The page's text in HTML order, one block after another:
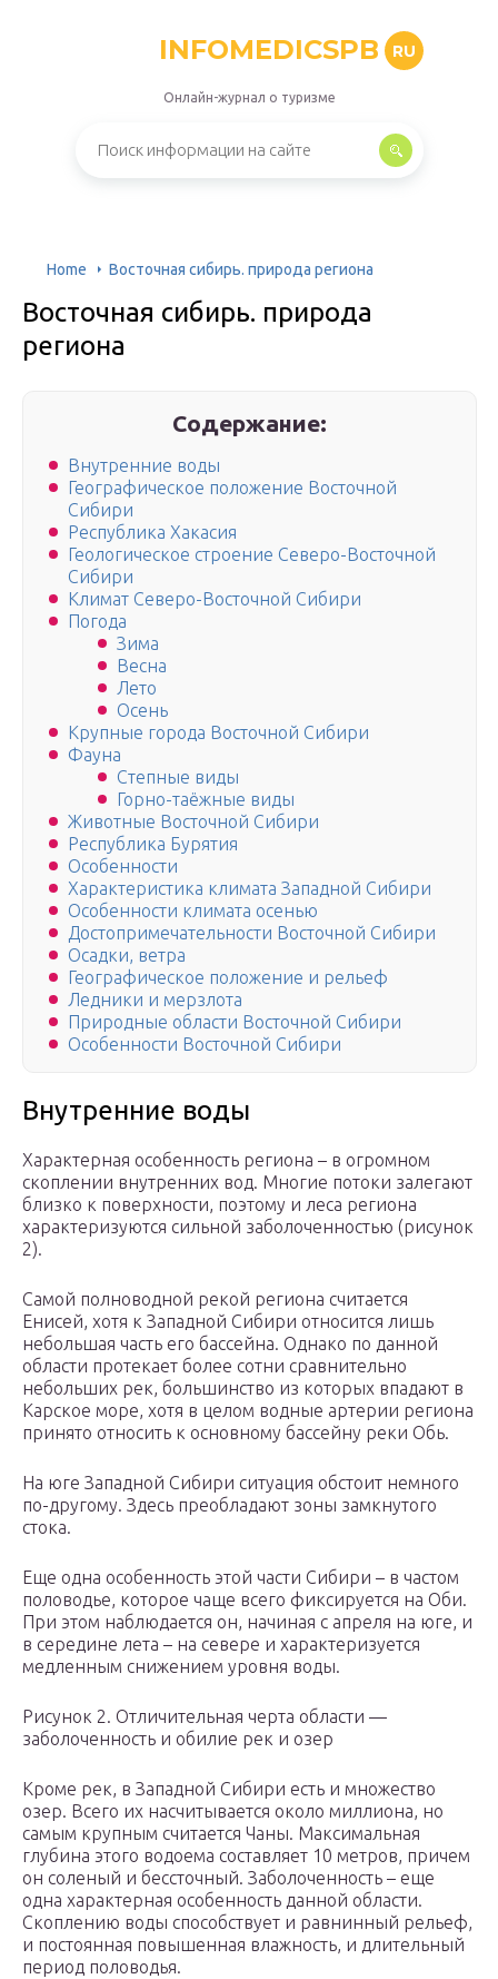
INFOMEDICSPB RU
Онлайн-журнал о туризме
Home Восточная сибирь. природа региона
Восточная сибирь. природа
региона
Содержание:
Внутренние воды
Географическое положение Восточной
Сибири
Республика Хакасия
Геологическое строение Северо-Восточной
Сибири
Климат Северо-Восточной Сибири
Погода
Зима
Весна
Лето
Осень
Крупные города Восточной Сибири
Фауна
Степные виды
Горно-таёжные виды
Животные Восточной Сибири
Республика Бурятия
Особенности
Характеристика климата Западной Сибири
Особенности климата осенью
Достопримечательности Восточной Сибири
Осадки, ветра
Географическое положение и рельеф
Ледники и мерзлота
Природные области Восточной Сибири
Особенности Восточной Сибири
Внутренние воды
Характерная особенность региона – в огромном
скоплении внутренних вод. Многие потоки залегают
близко к поверхности, поэтому и леса региона
характеризуются сильной заболоченностью (рисунок
2).
Самой полноводной рекой региона считается
Енисей, хотя к Западной Сибири относится лишь
небольшая часть его бассейна. Однако по данной
области протекает более сотни сравнительно
небольших рек, большинство из которых впадают в
Карское море, хотя в целом водные артерии региона
принято относить к основному бассейну реки Обь.
На юге Западной Сибири ситуация обстоит немного
по-другому. Здесь преобладают зоны замкнутого
стока.
Еще одна особенность этой части Сибири – в частом
половодье, которое чаще всего фиксируется на Оби.
При этом наблюдается он, начиная с апреля на юге, и
в середине лета – на севере и характеризуется
медленным снижением уровня воды.
Рисунок 2. Отличительная черта области —
заболоченность и обилие рек и озер
Кроме рек, в Западной Сибири есть и множество
озер. Всего их насчитывается около миллиона, но
самым крупным считается Чаны. Максимальная
глубина этого водоема составляет 10 метров, причем
он соленый и бессточный. Заболоченность – еще
одна характерная особенность данной области.
Скоплению воды способствует и равнинный рельеф,
и постоянная повышенная влажность, и длительный
период половодья.